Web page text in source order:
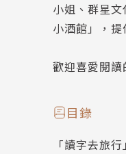
小姐、群星
小酒館」，
歡迎喜愛閱
目錄
「讀字去旅